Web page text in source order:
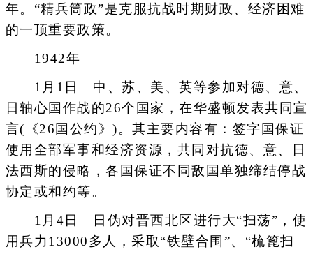
年。“精兵筒政”是克服抗战时期财政、经济困难
的一顶重要政策。
1942年
1月1日 中、苏、美、英等参加对德、意、
日轴心国作战的26个国家，在华盛顿发表共同宣
言(《26国公约》)。其主要内容有：签字国保证
使用全部军事和经济资源，共同对抗德、意、日
法西斯的侵略，各国保证不同敌国单独缔结停战
协定或和约等。
1月4日 日伪对晋西北区进行大“扫荡”，使
用兵力13000多人，采取“铁壁合围”、“梳篦扫